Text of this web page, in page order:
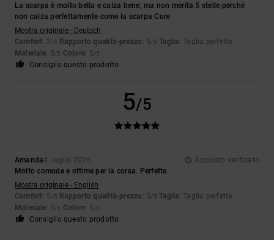
La scarpa è molto bella e calza bene, ma non merita 5 stelle perché
non calza perfettamente come la scarpa Cure
Mostra originale - Deutsch
Comfort: 3/5 Rapporto qualità-prezzo : 5/5 Taglia: Taglia perfetta
Materiale: 5/5 Colore: 5/5
Consiglio questo prodotto
5/5
Amanda4. luglio 2026
Acquisto verificato
Molto comode e ottime per la corsa. Perfette.
Mostra originale - English
Comfort: 5/5 Rapporto qualità-prezzo : 5/5 Taglia: Taglia perfetta
Materiale: 5/5 Colore: 5/5
Consiglio questo prodotto